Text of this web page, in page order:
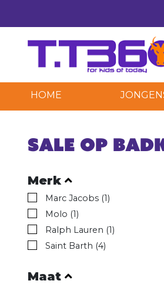
HOME
Sale op
Merk
Marc Jacobs (1)
Molo (1)
Ralph Lauren (1)
Saint Barth (4)
Maat